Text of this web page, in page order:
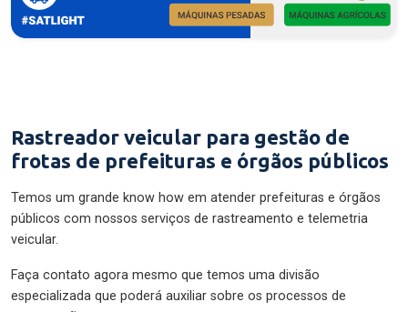
Rastreador veicular para gestão de
frotas de prefeituras e órgãos públicos
Temos um grande know how em atender prefeituras e órgãos
públicos com nossos serviços de rastreamento e telemetria
veicular.
Faça contato agora mesmo que temos uma divisão
especializada que poderá auxiliar sobre os processos de